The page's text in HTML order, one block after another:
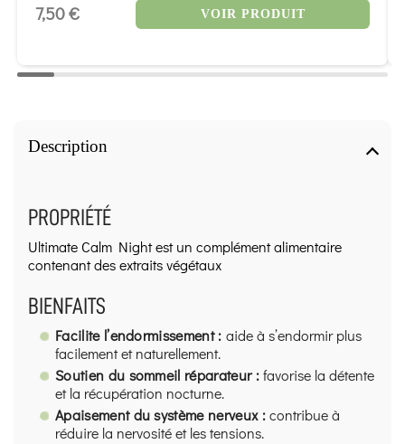
Description
PROPRIÉTÉ
Ultimate Calm Night est un complément alimentaire
contenant des extraits végétaux
BIENFAITS
Facilite l’endormissement : aide à s’endormir plus
facilement et naturellement.
Soutien du sommeil réparateur :favorise la détente
et la récupération nocturne.
Apaisement du système nerveux :contribue à
réduire la nervosité et les tensions.
7,50 € VOIR PRODUIT